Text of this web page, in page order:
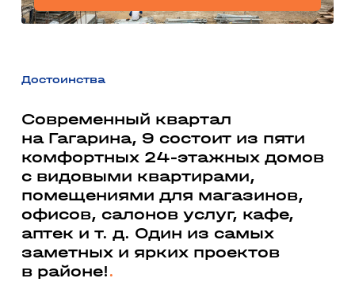
Достоинства
Современный квартал
на Гагарина, 9 состоит из пяти
комфортных 24-этажных домов
с видовыми квартирами,
помещениями для магазинов,
офисов, салонов услуг, кафе,
аптек и т. д. Один из самых
заметных и ярких проектов
в районе!